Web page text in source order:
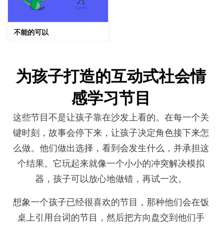
不能的可以
为孩子打造的互动式社会情
感学习节目
这些节目不是让孩子靠在沙发上看的。在每一个关
键时刻，故事会停下来，让孩子决定角色接下来怎
么做。他们做出选择，看到会发生什么，并承担这
个结果。它玩起来就像一个小小的冲突解决模拟
器，孩子可以放心地做错，再试一次。
想象一个孩子已经很喜欢的节目，那种他们会在饭
桌上引用台词的节目，然后把方向盘交到他们手